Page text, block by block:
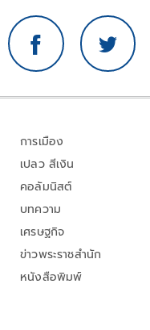
การเมือง
เปลว สีเงิน
คอลัมนิสต์
บทความ
เศรษฐกิจ
ข่าวพระราชสำนัก
หนังสือพิมพ์